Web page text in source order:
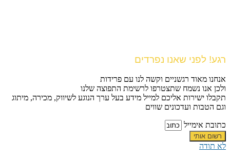
רגע! לפני שאנו נפרדים
אנחנו מאוד רגשניים וקשה לנו עם פרידות
ולכן אנו נשמח שתצטרפו לרשימת התפוצה שלנו
תקבלו ישירות אליכם למייל מידע בעל ערך הנוגע לשיווק, מכירה, מיתוג
וגם הטבות ועדכונים שווים
כתובת אימייל
רשום אותי
לא תודה